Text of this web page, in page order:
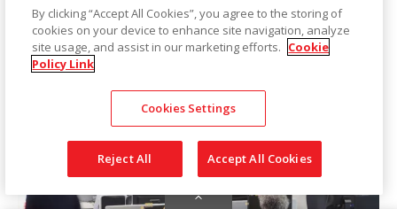
By clicking “Accept All Cookies”, you agree to the storing of
cookies on your device to enhance site navigation, analyze
site usage, and assist in our marketing efforts. Cookie
Policy Link
Cookies Settings
Reject All Accept All Cookies